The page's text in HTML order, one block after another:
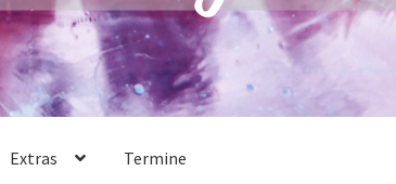
Extras Termine